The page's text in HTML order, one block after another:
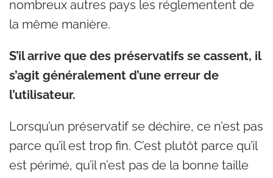
nombreux autres pays les réglementent de
la même manière.
S’il arrive que des préservatifs se cassent, il
s’agit généralement d’une erreur de
l’utilisateur.
Lorsqu’un préservatif se déchire, ce n’est pas
parce qu’il est trop fin. C’est plutôt parce qu’il
est périmé, qu’il n’est pas de la bonne taille